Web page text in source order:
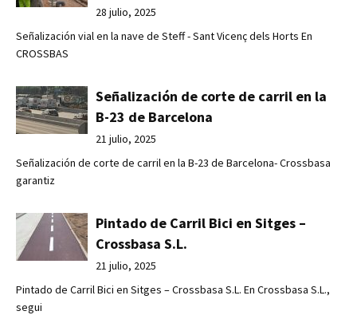
28 julio, 2025
Señalización vial en la nave de Steff - Sant Vicenç dels Horts En
CROSSBAS
Señalización de corte de carril en la
B-23 de Barcelona
21 julio, 2025
Señalización de corte de carril en la B-23 de Barcelona- Crossbasa
garantiz
Pintado de Carril Bici en Sitges –
Crossbasa S.L.
21 julio, 2025
Pintado de Carril Bici en Sitges – Crossbasa S.L. En Crossbasa S.L.,
segui